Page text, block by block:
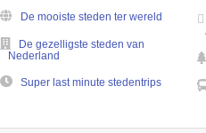
De mooiste steden ter wereld
De gezelligste steden van
Nederland
Super last minute stedentrips